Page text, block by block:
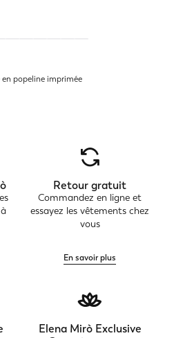
en popeline imprimée
Retour gratuit
Commandez en ligne et
essayez les vêtements chez
vous
En savoir plus
Elena Mirò Exclusive